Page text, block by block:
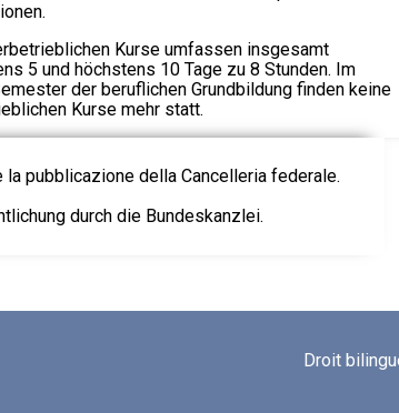
Kurse umfassen insgesamt
5 und höchstens 10 Tage zu 8 Stunden. Im
der beruflichen Grundbildung finden keine
Kurse mehr statt.
pubblicazione della Cancelleria federale.
durch die Bundeskanzlei.
Droit